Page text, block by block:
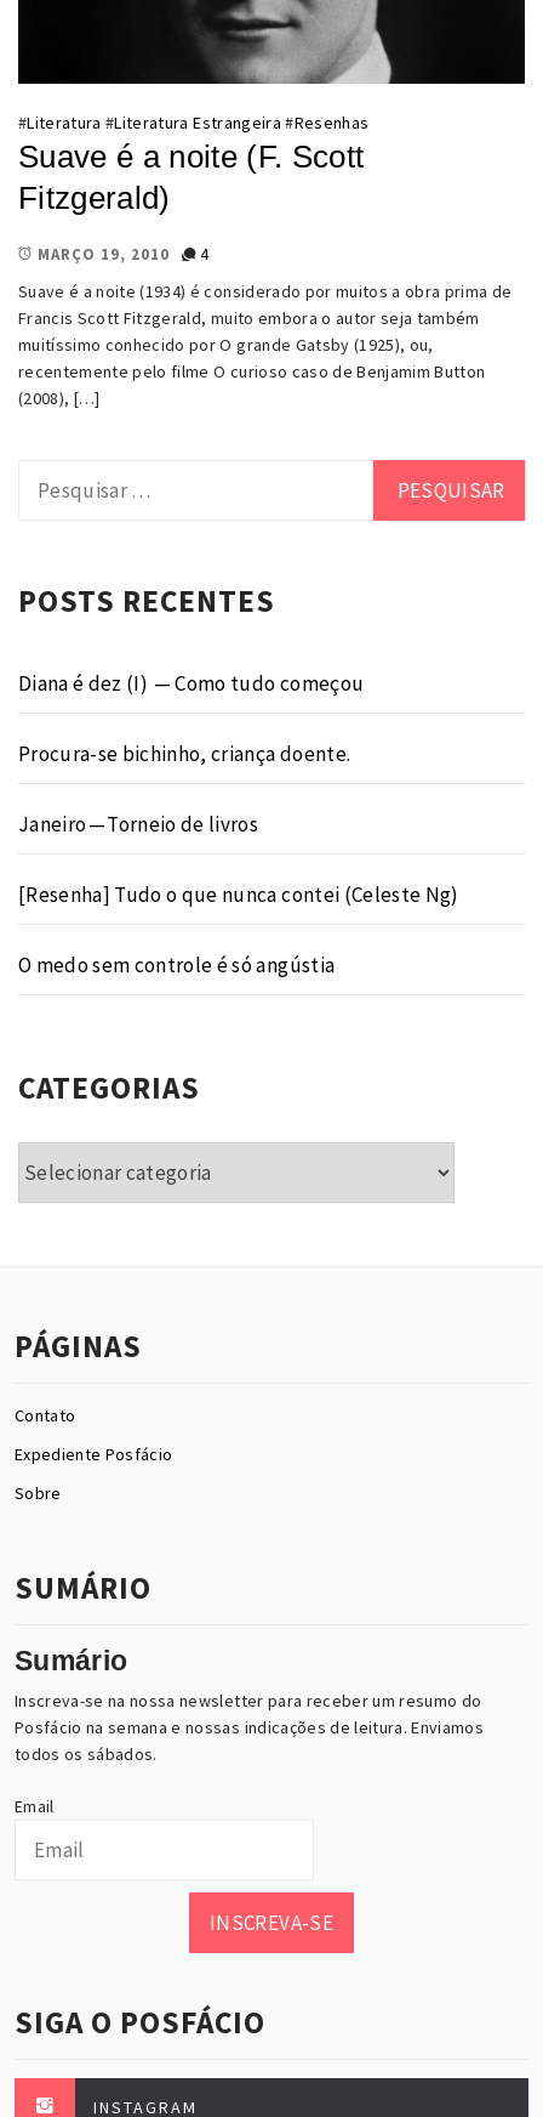
#Literatura #Literatura Estrangeira #Resenhas
Suave é a noite (F. Scott
Fitzgerald)
MARÇO 19, 2010
4
Suave é a noite (1934) é considerado por muitos a obra prima de
Francis Scott Fitzgerald, muito embora o autor seja também
muitíssimo conhecido por O grande Gatsby (1925), ou,
recentemente pelo filme O curioso caso de Benjamim Button
(2008), […]
POSTS RECENTES
Diana é dez (I) — Como tudo começou
Procura-se bichinho, criança doente.
Janeiro — Torneio de livros
[Resenha] Tudo o que nunca contei (Celeste Ng)
O medo sem controle é só angústia
CATEGORIAS
PÁGINAS
Contato
Expediente Posfácio
Sobre
SUMÁRIO
Sumário
Inscreva-se na nossa newsletter para receber um resumo do
Posfácio na semana e nossas indicações de leitura. Enviamos
todos os sábados.
Email
INSCREVA-SE
SIGA O POSFÁCIO
INSTAGRAM